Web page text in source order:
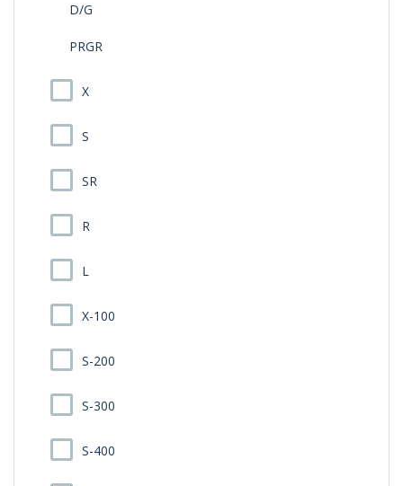
D/G
PRGR
X
S
SR
R
L
X-100
S-200
S-300
S-400